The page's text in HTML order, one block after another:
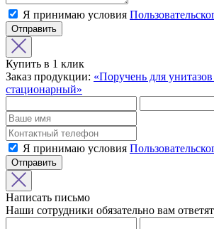
Я принимаю условия
Отправить
Купить в 1 клик
Заказ продукции: «Поручень для
стационарный»
Я принимаю условия
Отправить
Написать письмо
Наши сотрудники обязательно вам